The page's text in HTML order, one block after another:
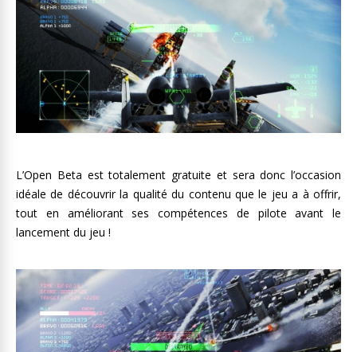
L’Open Beta est totalement gratuite et sera donc l’occasion
idéale de découvrir la qualité du contenu que le jeu a à offrir,
tout en améliorant ses compétences de pilote avant le
lancement du jeu !